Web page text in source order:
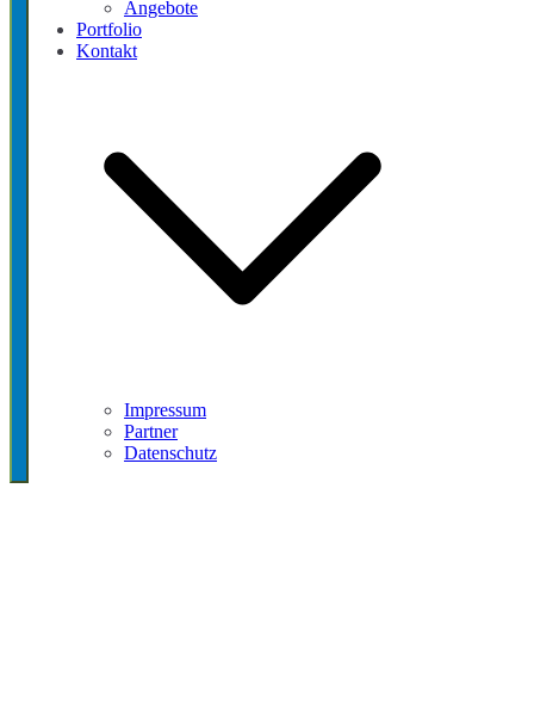
Angebote
Portfolio
Kontakt
Impressum
Partner
Datenschutz